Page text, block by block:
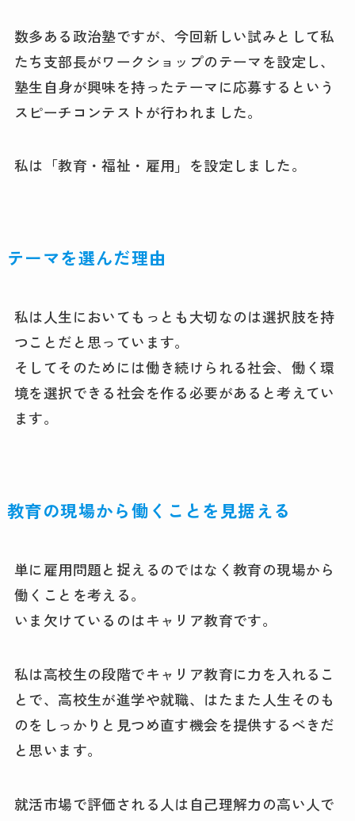
数多ある政治塾ですが、今回新しい試みとして私
たち支部長がワークショップのテーマを設定し、
塾生自身が興味を持ったテーマに応募するという
スピーチコンテストが行われました。
私は「教育・福祉・雇用」を設定しました。
テーマを選んだ理由
私は人生においてもっとも大切なのは選択肢を持
つことだと思っています。
そしてそのためには働き続けられる社会、働く環
境を選択できる社会を作る必要があると考えてい
ます。
教育の現場から働くことを見据える
単に雇用問題と捉えるのではなく教育の現場から
働くことを考える。
いま欠けているのはキャリア教育です。
私は高校生の段階でキャリア教育に力を入れるこ
とで、高校生が進学や就職、はたまた人生そのも
のをしっかりと見つめ直す機会を提供するべきだ
と思います。
就活市場で評価される人は自己理解力の高い人で